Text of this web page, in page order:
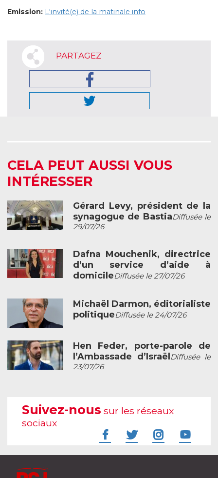
Emission: L'invité(e) de la matinale info
PARTAGEZ
CELA PEUT AUSSI VOUS
INTÉRESSER
Gérard Levy, président de la
synagogue de BastiaDiffusée le
29/07/26
Dafna Mouchenik, directrice
d’un service d’aide à
domicileDiffusée le 27/07/26
Michaël Darmon, éditorialiste
politiqueDiffusée le 24/07/26
Hen Feder, porte-parole de
l’Ambassade d’IsraëlDiffusée le
23/07/26
Suivez-nous sur les réseaux
sociaux